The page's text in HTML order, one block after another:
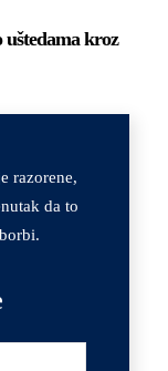
uštedama kroz
razorene,
da to